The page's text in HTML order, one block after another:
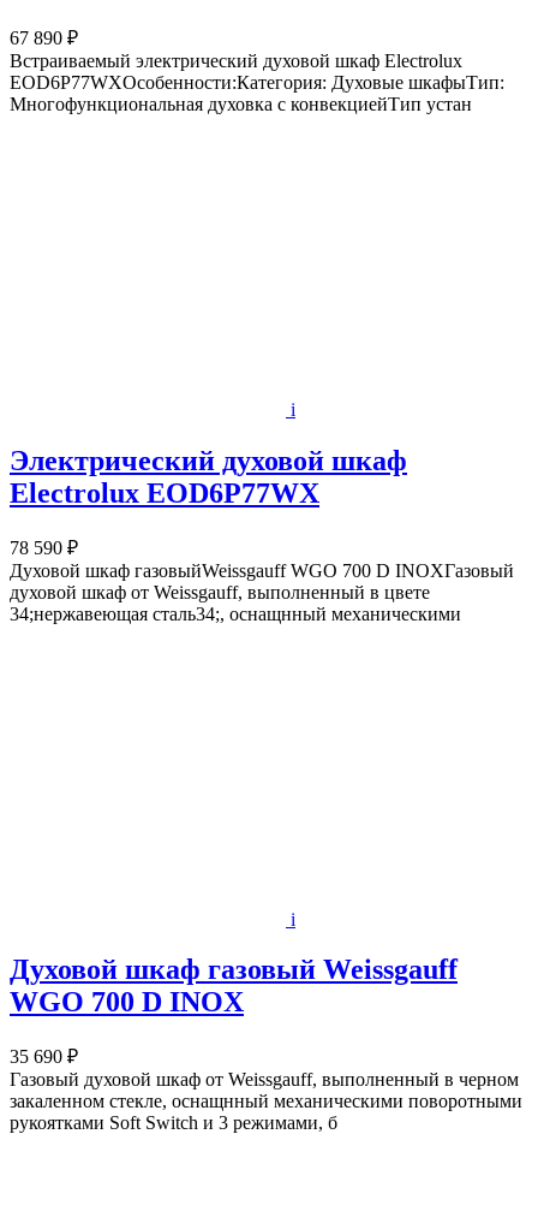
67 890 ₽
Встраиваемый электрический духовой шкаф Electrolux
EOD6P77WXОсобенности:Категория: Духовые шкафыТип:
Многофункциональная духовка с конвекциейТип устан
i
Электрический духовой шкаф
Electrolux EOD6P77WX
78 590 ₽
Духовой шкаф газовыйWeissgauff WGO 700 D INOXГазовый
духовой шкаф от Weissgauff, выполненный в цвете
34;нержавеющая сталь34;, оснащнный механическими
i
Духовой шкаф газовый Weissgauff
WGO 700 D INOX
35 690 ₽
Газовый духовой шкаф от Weissgauff, выполненный в черном
закаленном стекле, оснащнный механическими поворотными
рукоятками Soft Switch и 3 режимами, б